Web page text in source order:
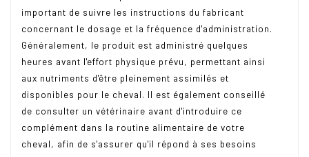
important de suivre les instructions du fabricant
concernant le dosage et la fréquence d'administration.
Généralement, le produit est administré quelques
heures avant l'effort physique prévu, permettant ainsi
aux nutriments d'être pleinement assimilés et
disponibles pour le cheval. Il est également conseillé
de consulter un vétérinaire avant d'introduire ce
complément dans la routine alimentaire de votre
cheval, afin de s'assurer qu'il répond à ses besoins